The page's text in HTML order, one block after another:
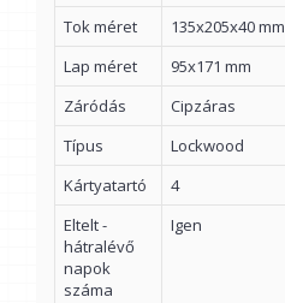
Tok méret
135x205x40 mm
Lap méret
95x171 mm
Záródás
Cipzáras
Típus
Lockwood
Kártyatartó
4
Eltelt -
hátralévő
napok
száma
Igen